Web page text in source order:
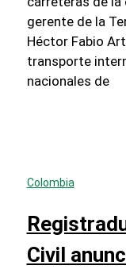
gerente de la
Héctor Fabio
transporte
nacionales de
Colombia
Civil